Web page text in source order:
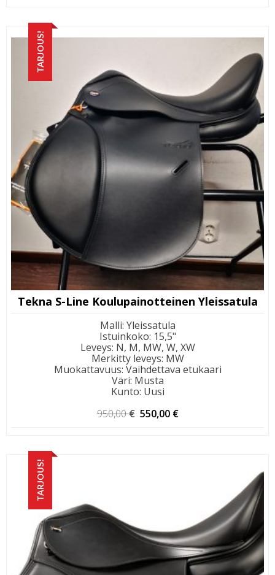
TARJOUS!
Tekna S-Line Koulupainotteinen Yleissatula
Malli: Yleissatula
Istuinkoko: 15,5"
Leveys: N, M, MW, W, XW
Merkitty leveys: MW
Muokattavuus: Vaihdettava etukaari
Väri: Musta
Kunto: Uusi
950,00€ Alkuperäinen
550,00 €
TARJOUS!